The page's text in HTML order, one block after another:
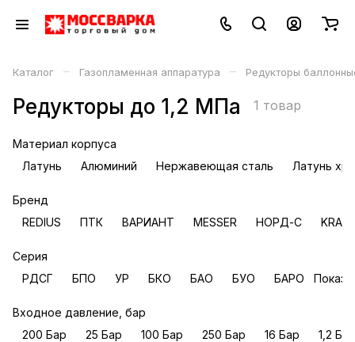
Каталог – Газопламенная аппаратура – Редукторы
Редукторы до 1,2 МПа 1 товар
Материал корпуса
Латунь
Алюминий Нержавеющая сталь Латунь
Бренд
REDIUS
ПТК ВАРИАНТ MESSER НОРД-С
Серия
РДСГ
БПО УР БКО БАО БУО БАРО
Входное давление, бар
200 Бар
25 Бар 100 Бар 250 Бар 16 Бар 1,2 Бар